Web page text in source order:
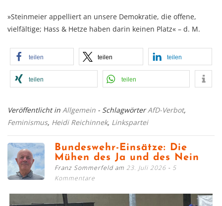
»Steinmeier appelliert an unsere Demokratie, die offene,
vielfältige; Hass & Hetze haben darin keinen Platz« – d. M.
teilen teilen teilen
teilen teilen
Veröffentlicht in Allgemein - SchlagwörterAfD-Verbot,
Feminismus, Heidi Reichinnek, Linkspartei
Bundeswehr-Einsätze: Die
Mühen des Ja und des Nein
Franz Sommerfeld am 23. Juli 2026
5
Kommentare